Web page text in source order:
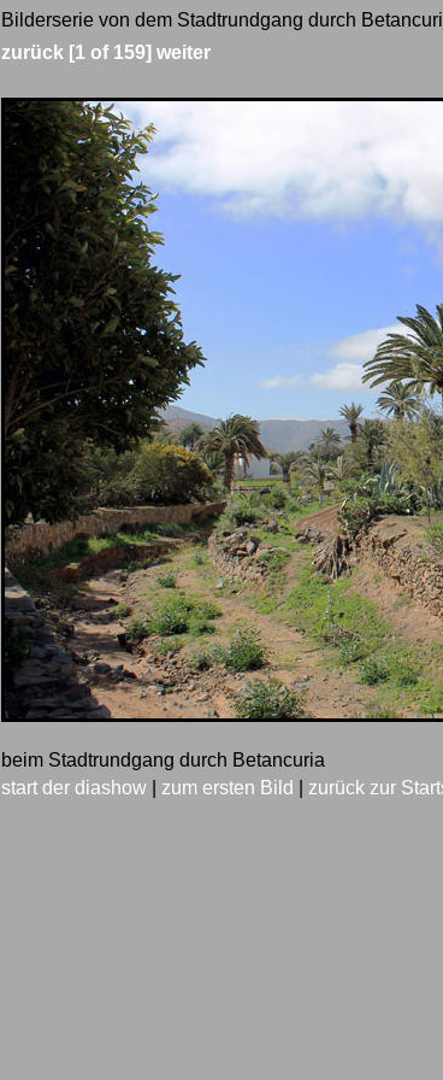
Bilderserie von dem Stadtrundgang durch
zurück [1 of 159] weiter
beim Stadtrundgang durch Betancuria
start der diashow
zum ersten Bild zurück zur